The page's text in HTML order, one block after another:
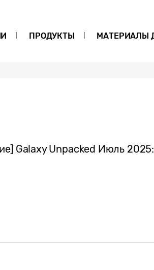
ПРОДУКТЫ МАТЕРИАЛЫ
Galaxy Unpacked Июль